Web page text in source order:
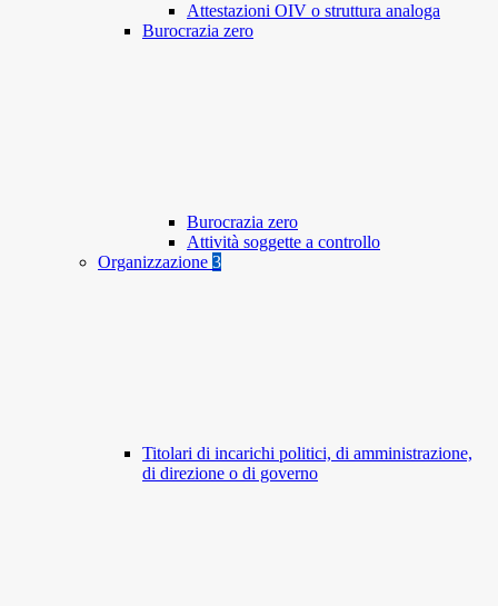
Attestazioni OIV o struttura analoga
Burocrazia zero
Burocrazia zero
Attività soggette a controllo
Organizzazione 3
Titolari di incarichi politici, di amministrazione,
di direzione o di governo